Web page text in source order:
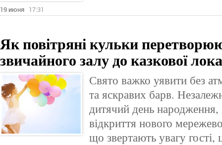
19 июня 17:31
Як повітряні кульки
звичайного залу до казкової
Свято важко уявити без
та яскравих барв.
дитячий день народження,
відкриття нового
що звертають увагу гості,